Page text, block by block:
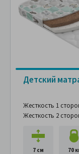
Детский
Жесткость 1
Жесткость 2
7 см 70